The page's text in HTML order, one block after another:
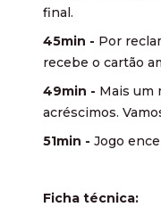
final.
45min - Por
recebe o cartão
49min - Mais um
acréscimos.
51min - Jogo
Ficha técnica: